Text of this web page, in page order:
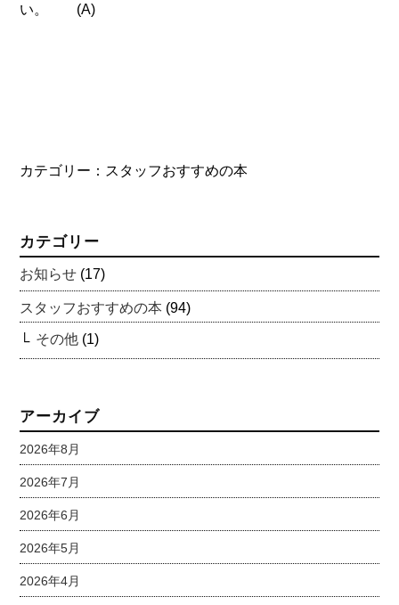
い。 (A)
カテゴリー： スタッフおすすめの本
カテゴリー
お知らせ (17)
スタッフおすすめの本 (94)
その他 (1)
アーカイブ
2026年8月
2026年7月
2026年6月
2026年5月
2026年4月